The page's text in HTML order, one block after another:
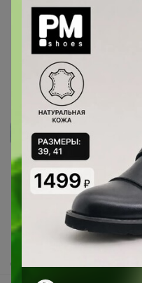
12 августа, 2025 20:50
Как здесь все устроено?
Как сделать заказ?
Как получить?
Доставка